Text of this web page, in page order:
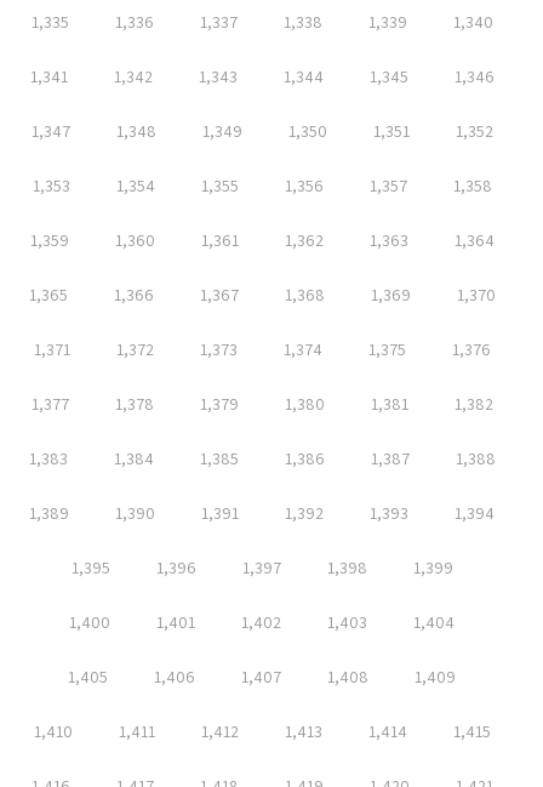
1,335 1,336 1,337 1,338 1,339 1,340
1,341 1,342 1,343 1,344 1,345 1,346
1,347 1,348 1,349 1,350 1,351 1,352
1,353 1,354 1,355 1,356 1,357 1,358
1,359 1,360 1,361 1,362 1,363 1,364
1,365 1,366 1,367 1,368 1,369 1,370
1,371 1,372 1,373 1,374 1,375 1,376
1,377 1,378 1,379 1,380 1,381 1,382
1,383 1,384 1,385 1,386 1,387 1,388
1,389 1,390 1,391 1,392 1,393 1,394
1,395 1,396 1,397 1,398 1,399
1,400 1,401 1,402 1,403 1,404
1,405 1,406 1,407 1,408 1,409
1,410 1,411 1,412 1,413 1,414 1,415